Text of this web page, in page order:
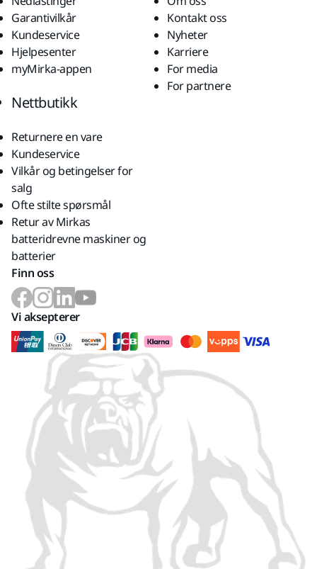
Garantivilkår
Kundeservice
Hjelpesenter
myMirka-appen
Kontakt oss
Nyheter
Karriere
For media
For partnere
Nettbutikk
Returnere en vare
Kundeservice
Vilkår og betingelser for
salg
Ofte stilte spørsmål
Retur av Mirkas
batteridrevne maskiner og
batterier
Finn oss
Vi aksepterer